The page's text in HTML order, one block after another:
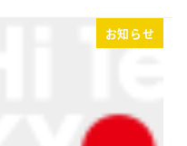
お知らせ